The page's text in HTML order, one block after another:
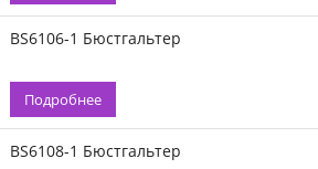
BS6106-1 Бюстгальтер
Подробнее
BS6108-1 Бюстгальтер